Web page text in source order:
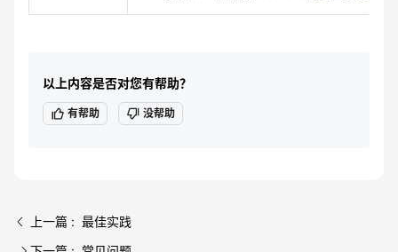
以上内容是否对您有帮助？
有帮助 没帮助
上一篇 : 最佳实践